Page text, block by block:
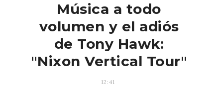
Música a todo
volumen y el adiós
de Tony Hawk:
"Nixon Vertical Tour"
12:41